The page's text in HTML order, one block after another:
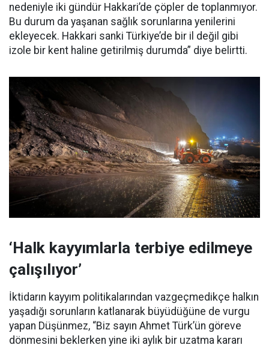
nedeniyle iki gündür Hakkari’de çöpler de toplanmıyor.
Bu durum da yaşanan sağlık sorunlarına yenilerini
ekleyecek. Hakkari sanki Türkiye’de bir il değil gibi
izole bir kent haline getirilmiş durumda” diye belirtti.
‘Halk kayyımlarla terbiye edilmeye
çalışılıyor’
İktidarın kayyım politikalarından vazgeçmedikçe halkın
yaşadığı sorunların katlanarak büyüdüğüne de vurgu
yapan Düşünmez, “Biz sayın Ahmet Türk’ün göreve
dönmesini beklerken yine iki aylık bir uzatma kararı